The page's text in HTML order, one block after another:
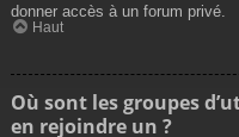
donner accès à un forum privé.
Haut
Où sont les groupes
en rejoindre un ?